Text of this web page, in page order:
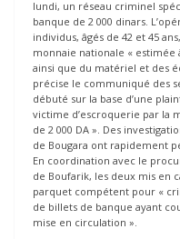
lundi, un réseau criminel
banque de 2 000 dinars.
individus, âgés de 42 et 45
monnaie nationale « estimée
ainsi que du matériel et des
précise le communiqué des
débuté sur la base d’une
victime d’escroquerie par la
de 2 000 DA ». Des
de Bougara ont rapidement
En coordination avec le
de Boufarik, les deux mis en
parquet compétent pour «
de billets de banque ayant
mise en circulation ».